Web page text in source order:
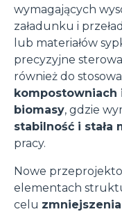
wymagających
załadunku i
lub materiałów
precyzyjne
również do
kompostowniach
biomasy, gdzie
stabilność i stała
pracy.
Nowe
elementach
celu